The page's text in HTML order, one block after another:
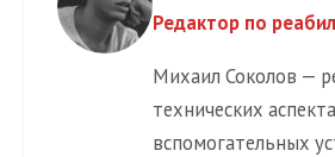
Редактор по
Михаил Соколов —
технических
вспомогательных